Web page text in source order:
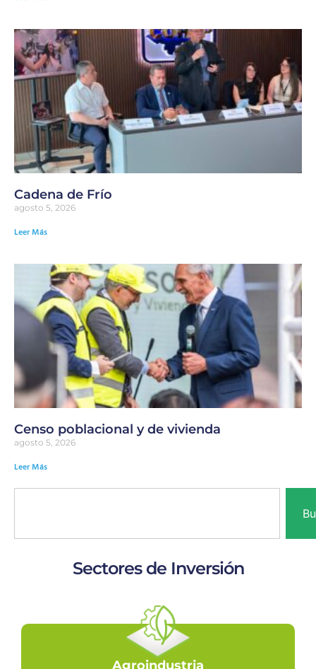
Cadena de Frío
agosto 5, 2026
Leer Más
Censo poblacional y de vivienda
agosto 5, 2026
Leer Más
Sectores de Inversión
Agroindustria